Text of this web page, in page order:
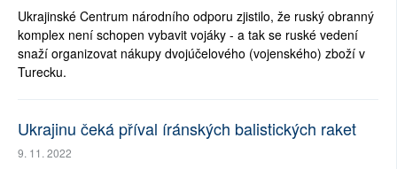
Ukrajinské Centrum národního odporu zjistilo, že ruský obranný
komplex není schopen vybavit vojáky - a tak se ruské vedení
snaží organizovat nákupy dvojúčelového (vojenského) zboží v
Turecku.
Ukrajinu čeká příval íránských balistických raket
9. 11. 2022